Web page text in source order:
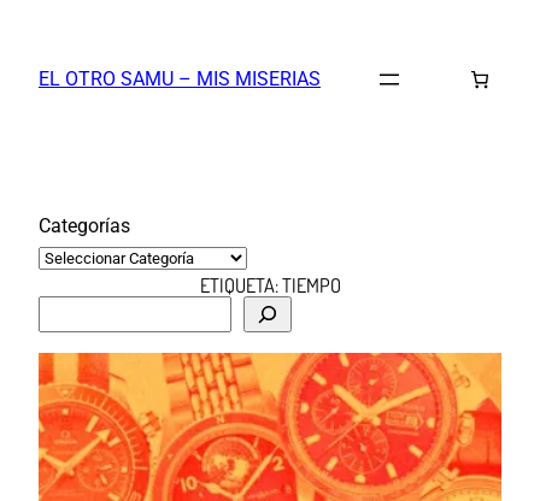
contenido
EL OTRO SAMU – MIS MISERIAS
Categorías
ETIQUETA:TIEMPO
s
c
a
r